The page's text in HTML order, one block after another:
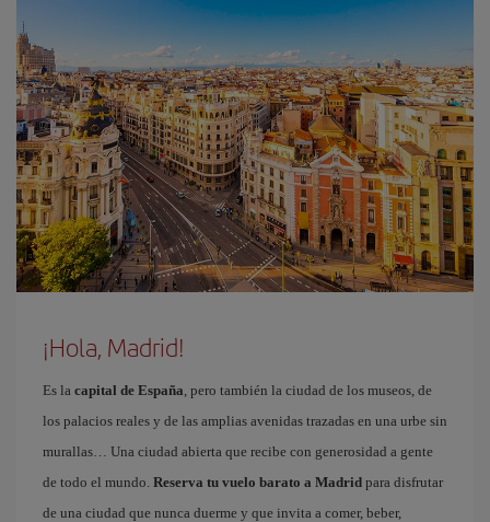
¡Hola, Madrid!
Es la capital de España, pero también la ciudad de los museos, de
los palacios reales y de las amplias avenidas trazadas en una urbe sin
murallas… Una ciudad abierta que recibe con generosidad a gente
de todo el mundo. Reserva tu vuelo barato a Madrid para disfrutar
de una ciudad que nunca duerme y que invita a comer, beber,